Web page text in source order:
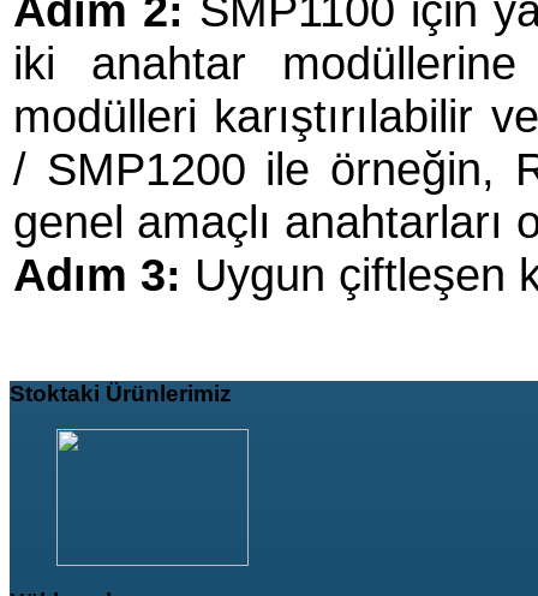
iki anahtar
modülleri karıştırılabilir
/ SMP1200 ile örneğin,
genel amaçlı anahtarları
Adım 3: Uygun çiftleşen
Stoktaki Ürünlerimiz